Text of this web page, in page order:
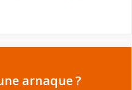
arnaque ?